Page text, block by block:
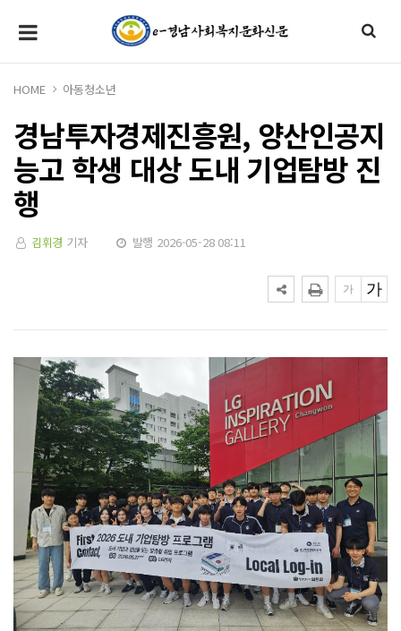
HOME 아동청소년
경남투자경제진흥원, 양산인공지
능고 학생 대상 도내 기업탐방 진
행
김휘경 기자 발행 2026-05-28 08:11